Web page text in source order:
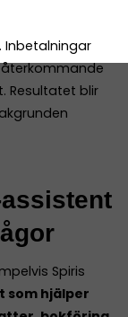
Inbetalningar
Resultatet blir
Spiris
som hjälper